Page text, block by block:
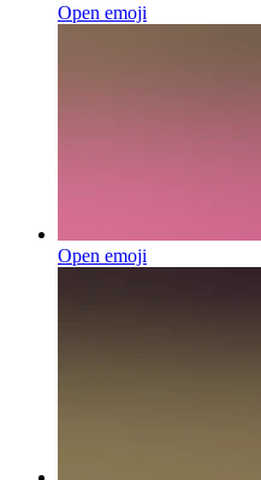
Open emoji
Open emoji